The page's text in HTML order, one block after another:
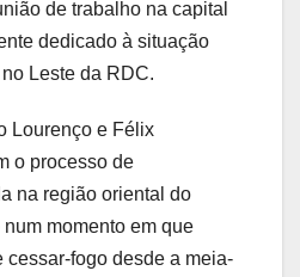
de trabalho na capital
dedicado à situação
Leste da RDC.
Lourenço e Félix
o processo de
na região oriental do
momento em que
cessar-fogo desde a meia-